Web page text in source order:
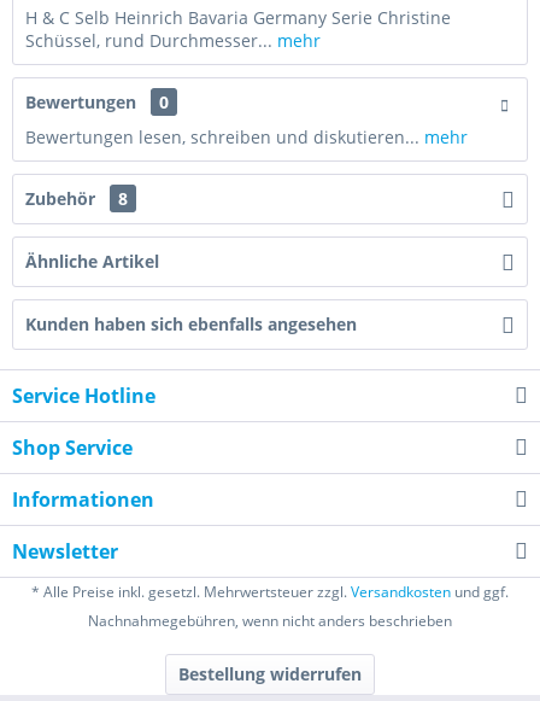
H & C Selb Heinrich Bavaria Germany Serie Christine
Schüssel, rund Durchmesser... mehr
Bewertungen
0
Bewertungen lesen, schreiben und diskutieren... mehr
Zubehör 8
Ähnliche Artikel
Kunden haben sich ebenfalls angesehen
Service Hotline
Shop Service
Informationen
Newsletter
* Alle Preise inkl. gesetzl. Mehrwertsteuer zzgl.Versandkosten und ggf.
Nachnahmegebühren, wenn nicht anders beschrieben
Bestellung widerrufen